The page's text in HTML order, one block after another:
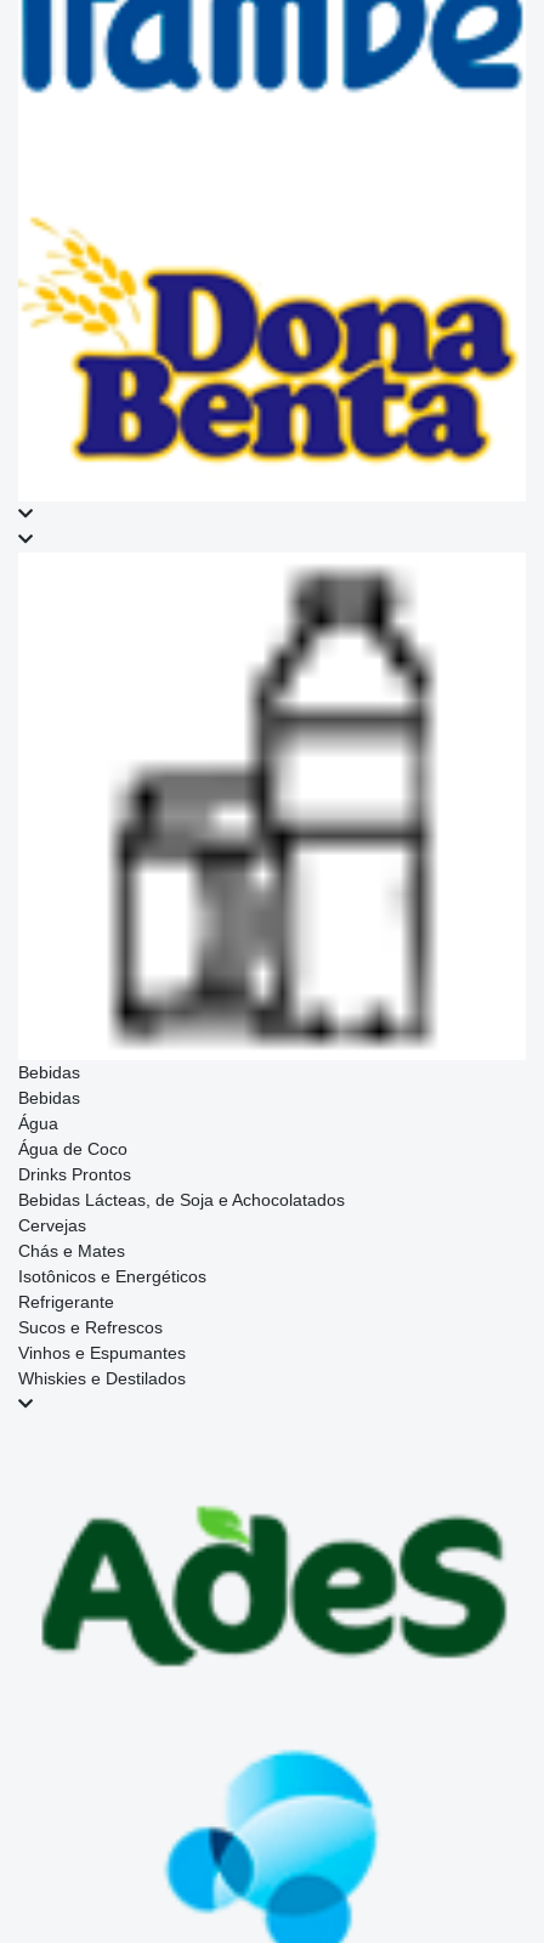
Bebidas
Bebidas
Água
Água de Coco
Drinks Prontos
Bebidas Lácteas, de Soja e Achocolatados
Cervejas
Chás e Mates
Isotônicos e Energéticos
Refrigerante
Sucos e Refrescos
Vinhos e Espumantes
Whiskies e Destilados